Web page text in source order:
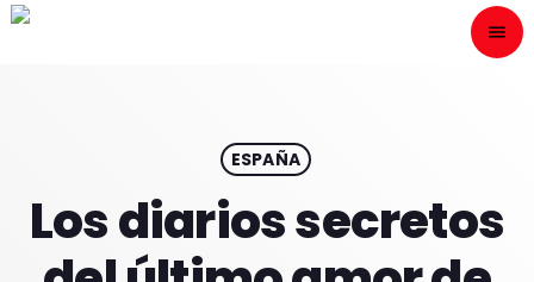
menu
play_arrow
ESPAÑA
Los diarios secretos